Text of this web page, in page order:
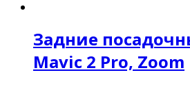
Задние
Mavic 2 Pro, Zoom